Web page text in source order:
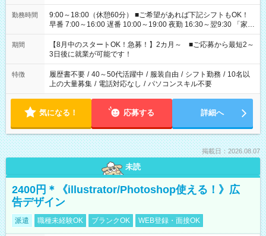
勤務時間
9:00～18:00（休憩60分） ■ご希望があれば下記シフトもOK！
早番 7:00～16:00 遅番 10:00～19:00 夜勤 16:30～翌9:30 「家族
と休みを合わせたい」 「余裕を持って夕飯の準備がしたい」
「できれば残業はしたくない」 など、ご希望を教えてください
ね。 ※Wワーク希望の方へ 今ご覧のお仕事で希望する勤務時間
と、もう1つのお仕事の勤務時間。 合計で週40時間を超える場
合は応募できません。
期間
【8月中のスタートOK！急募！】2カ月～ ■ご応募から最短2～
3日後に就業が可能です！
特徴 履歴書不要 / 40～50代活躍中 / 服装自由 / シフト勤務 / 10名以
上の大量募集 / 電話対応なし / パソコンスキル不要
気になる！ 応募する 詳細へ
掲載日：2026.08.07
未読
2400円＊《illustrator/Photoshop使える！》広
告デザイン
派遣 職種未経験OK ブランクOK WEB登録・面接OK